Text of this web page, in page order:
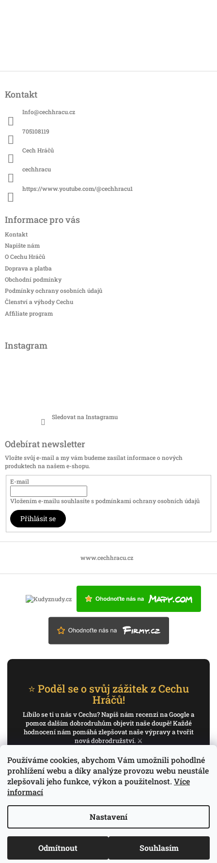
Používáme cookies, abychom Vám umožnili pohodlné
prohlížení webu a díky analýze provozu webu neustále
zlepšovali jeho funkce, výkon a použitelnost. Více
informací
Nastavení
Odmítnout Souhlasím
pKontakt
Info@cechhracu.cz
705108119
Cech Hráčů
cechhracu
https://www.youtube.com/@cechhracu1
Informace pro vás
Kontakt
Napište nám
O Cechu Hráčů
Doprava a platba
Obchodní podmínky
Podmínky ochrany osobních údajů
Členství a výhody Cechu
Affiliate program
Instagram
Sledovat na Instagramu
Odebírat newsletter
Vložte svůj e-mail a my vám budeme zasílat informace o nových
produktech na našem e-shopu.
E-mail
Vložením e-mailu souhlasíte spodmínkami ochrany osobních údajů
Přihlásit se
www.cechhracu.cz
⭐ Poděl se o svůj zážitek z Cechu
Hráčů!
Líbilo se ti u nás v Cechu? Napiš nám recenzi na Google a
pomoz dalším dobrodruhům objevit naše doupě! Každé
hodnocení nám pomáhá zlepšovat naše výpravy a tvořit
nová dobrodružství. ⚔️
✍️ Napiš recenzi na Google
Děkujeme, že pomáháš psát příběh Cechu Hráčů.
Vytvořil ShoptetCopyright 2026 Cech Hráčů. Všechna práva
vyhrazena.